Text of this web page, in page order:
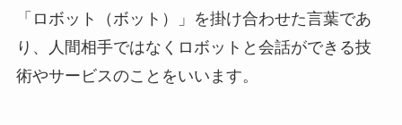
「ロボット（ボット）」を掛け合わせた言葉であ
り、人間相手ではなくロボットと会話ができる技
術やサービスのことをいいます。